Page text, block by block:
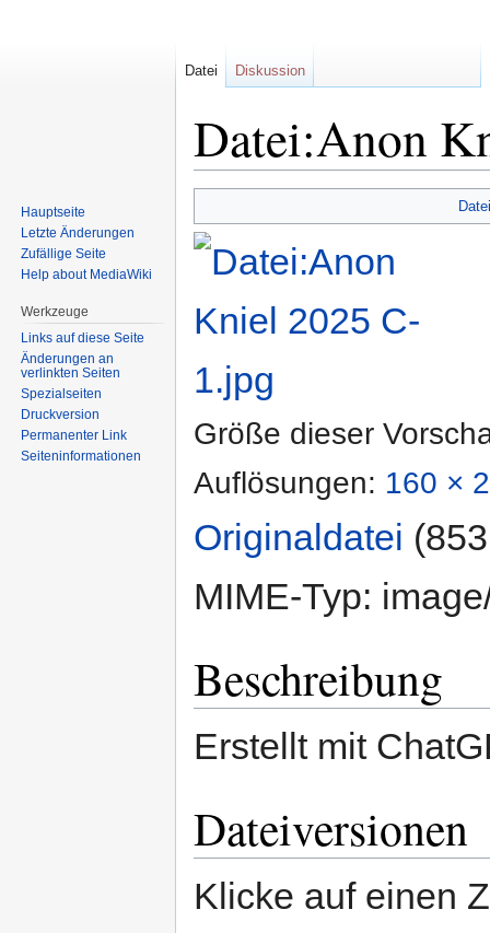
Datei:Anon
Navigation
springen
Suche
springen
Größe dieser
Auflösungen: 160 ×
Originaldatei
MIME-Typ:
Beschreibung
Erstellt mit
Dateiversionen
Klicke auf einen
Datei Diskussion
Hauptseite
Letzte Änderungen
Zufällige Seite
Help about MediaWiki
Werkzeuge
Links auf diese Seite
Änderungen an
verlinkten Seiten
Spezialseiten
Druckversion
Permanenter Link
Seiten­informationen